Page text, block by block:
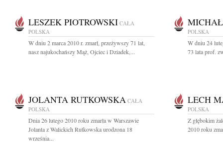
LESZEK PIOTROWSKI CAŁA
POLSKA
W dniu 2 marca 2010 r. zmarł, przeżywszy 71 lat,
nasz najukochańszy Mąż, Ojciec i Dziadek,...
POLSKA
W dniu 24
73 lata prof.
JOLANTA RUTKOWSKA CAŁA
POLSKA
Dnia 26 lutego 2010 roku zmarła w Warszawie
Jolanta z Walickich Rutkowska urodzona 18
września...
LECH
POLSKA
Z głębokim
2010 roku